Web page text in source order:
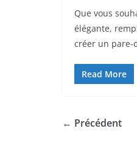
Que vous
élégante,
créer un pare-
Read More
← Précédent